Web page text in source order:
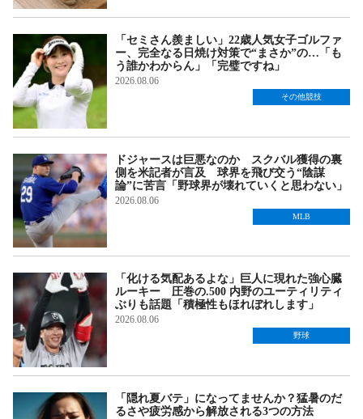
「セミさん羨ましい」22歳人気女子ゴルファ
ー、完全なる日焼け対策で“まさか”の…「も
う誰かわからん」「完璧ですね」
2026.08.06
その他競技
ドジャースは巨悪なのか スクバル獲得の裏
側を米記者が言及 球界を飛び交う“陰謀
論”に苦言「野球界が壊れていくと思わない」
2026.08.06
MLB
「化ける気配あるよな」巨人に現れた強心臓
ルーキー 圧巻の.500 内野のユーティリティ
ぶりも話題「積極性もほれぼれします」
2026.08.06
野球
「隠れ夏バテ」になってませんか？猛暑のだ
るさや疲労感から解放される3つの方法